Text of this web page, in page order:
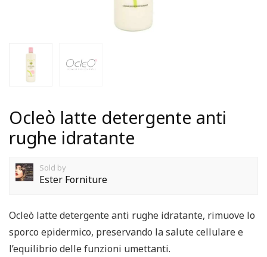
Ocleò latte detergente anti
rughe idratante
Sold by
Ester Forniture
Ocleò latte detergente anti rughe idratante, rimuove lo
sporco epidermico, preservando la salute cellulare e
l’equilibrio delle funzioni umettanti.